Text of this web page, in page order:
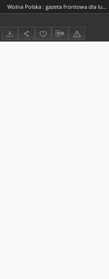
Wolna Polska : gazeta frontowa dla ludności Polski 1945.01.14 nr 6